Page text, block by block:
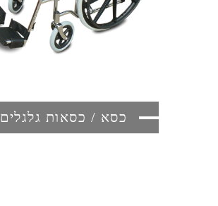
כסא / כסאות גלגלים